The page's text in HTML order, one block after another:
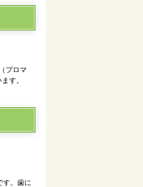
プロマ
す。
す。歯に